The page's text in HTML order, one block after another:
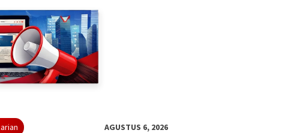
AGUSTUS 6, 2026